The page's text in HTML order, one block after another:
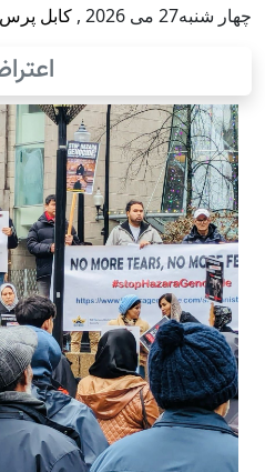
چهار شنبه27 می 2026 , کابل